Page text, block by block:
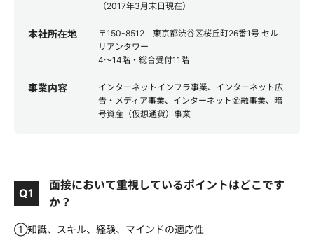
（2017年3月末日現在）
本社所在地
〒150-8512 東京都渋谷区桜丘町26番1号 セル
リアンタワー
4～14階・総合受付11階
事業内容
インターネットインフラ事業、インターネット広
告・メディア事業、インターネット金融事業、暗
号資産（仮想通貨）事業
Q1
面接において重視しているポイントはどこです
か？
①知識、スキル、経験、マインドの適応性